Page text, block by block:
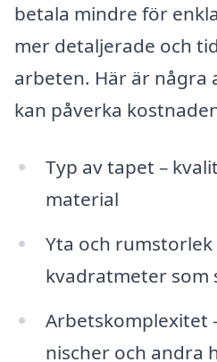
betala mindre för
mer detaljerade och
arbeten. Här är några
kan påverka
Typ av tapet –
material
Yta och rumstorlek
kvadratmeter som
Arbetskomplexitet
nischer och andra